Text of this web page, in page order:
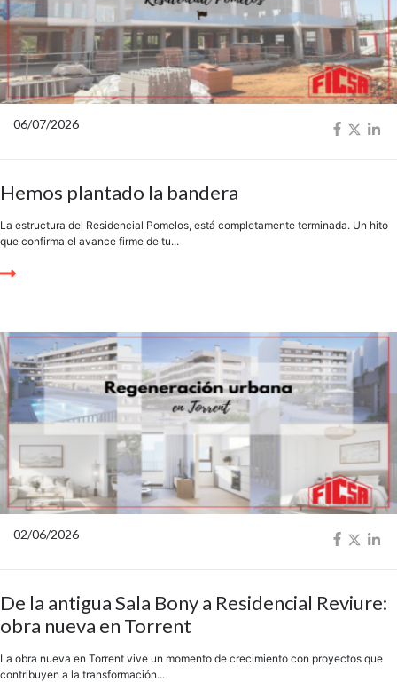
06/07/2026
Hemos plantado la bandera
La estructura del Residencial Pomelos, está completamente terminada. Un hito
que confirma el avance firme de tu...
02/06/2026
De la antigua Sala Bony a Residencial Reviure:
obra nueva en Torrent
La obra nueva en Torrent vive un momento de crecimiento con proyectos que
contribuyen a la transformación...